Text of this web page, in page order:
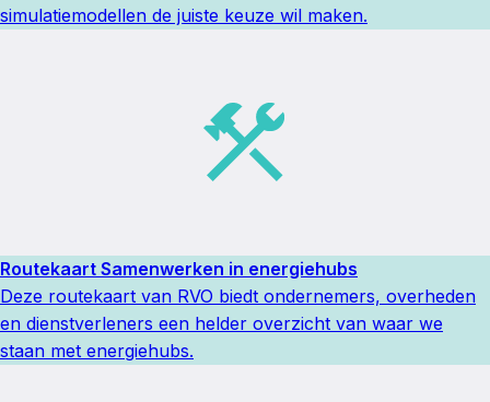
simulatiemodellen de juiste keuze wil maken.
Routekaart Samenwerken in energiehubs
Deze routekaart van RVO biedt ondernemers, overheden
en dienstverleners een helder overzicht van waar we
staan met energiehubs.